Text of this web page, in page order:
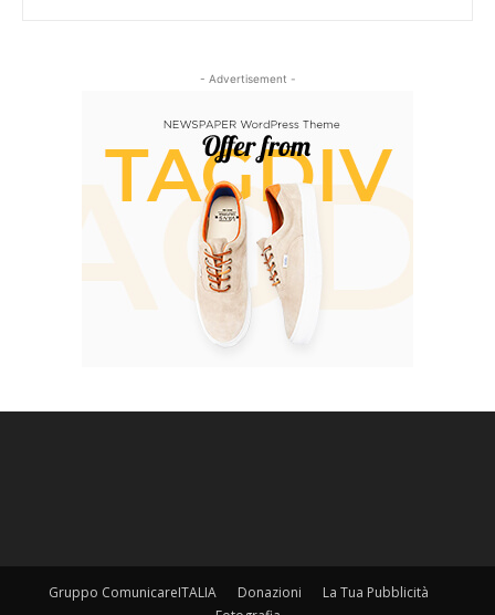
- Advertisement -
Gruppo ComunicareITALIA Donazioni
La Tua Pubblicità